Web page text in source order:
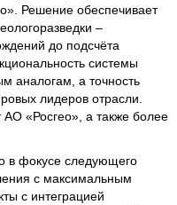
Решение обеспечивает
–
до подсчёта
системы
аналогам, а точность
лидеров отрасли.
«Росгео», а также более
в фокусе следующего
с максимальным
с интеграцией